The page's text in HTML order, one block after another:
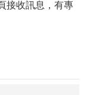
接收訊息，有專